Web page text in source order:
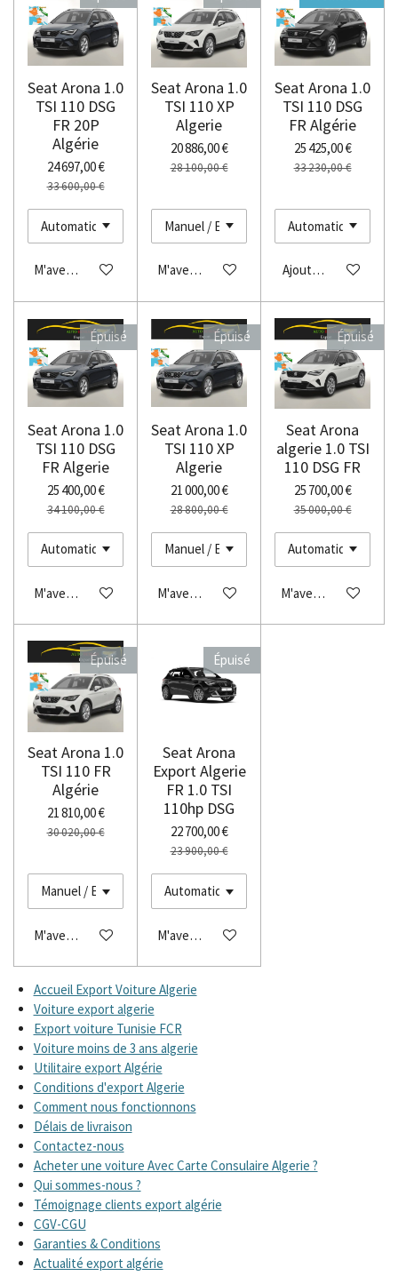
Seat Arona 1.0
TSI 110 DSG
FR 20P
Algérie
24 697,00 €
33 600,00 €
M'avertir si disponible
Seat Arona 1.0
TSI 110 XP
Algerie
20 886,00 €
28 100,00 €
M'avertir si disponible
Seat Arona 1.0
TSI 110 DSG
FR Algérie
25 425,00 €
33 230,00 €
Ajouter au panier
Épuisé
Seat Arona 1.0
TSI 110 DSG
FR Algerie
25 400,00 €
34 100,00 €
M'avertir si disponible
Épuisé
Seat Arona 1.0
TSI 110 XP
Algerie
21 000,00 €
28 800,00 €
M'avertir si disponible
Épuisé
Seat Arona
algerie 1.0 TSI
110 DSG FR
25 700,00 €
35 000,00 €
M'avertir si
Épuisé
Seat Arona 1.0
TSI 110 FR
Algérie
21 810,00 €
30 020,00 €
M'avertir si disponible
Épuisé
Seat Arona
Export Algerie
FR 1.0 TSI
110hp DSG
22 700,00 €
23 900,00 €
M'avertir si disponible
Accueil Export Voiture Algerie
Voiture export algerie
Export voiture Tunisie FCR
Voiture moins de 3 ans algerie
Utilitaire export Algérie
Conditions d'export Algerie
Comment nous fonctionnons
Délais de livraison
Contactez-nous
Acheter une voiture Avec Carte Consulaire Algerie ?
Qui sommes-nous ?
Témoignage clients export algérie
CGV-CGU
Garanties & Conditions
Actualité export algérie